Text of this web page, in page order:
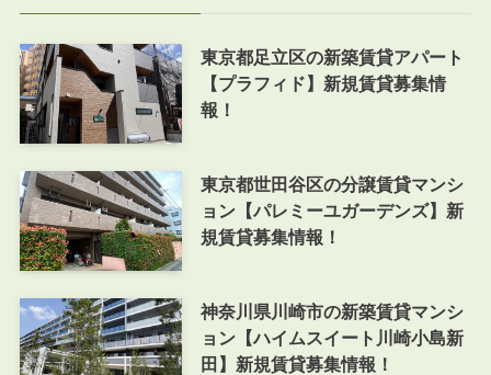
東京都足立区の新築賃貸アパート
【プラフィド】新規賃貸募集情
報！
東京都世田谷区の分譲賃貸マンシ
ョン【パレミーユガーデンズ】新
規賃貸募集情報！
神奈川県川崎市の新築賃貸マンシ
ョン【ハイムスイート川崎小島新
田】新規賃貸募集情報！